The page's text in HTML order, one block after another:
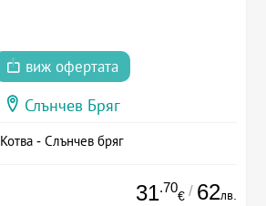
виж офертата
Слънчев Бряг
Котва - Слънчев бряг
31.70
€ / 62лв.